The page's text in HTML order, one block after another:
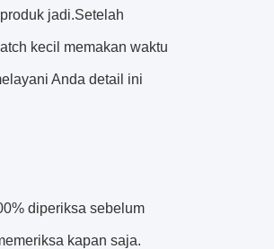
jadi.Setelah
kecil memakan waktu
Anda detail ini
diperiksa sebelum
kapan saja.